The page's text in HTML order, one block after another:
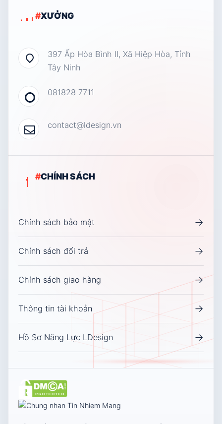
#XƯỞNG
397 Ấp Hòa Bình II, Xã Hiệp Hòa, Tỉnh
Tây Ninh
081828 7711
contact@ldesign.vn
#CHÍNH SÁCH
Chính sách bảo mật →
Chính sách đổi trả →
Chính sách giao hàng →
Thông tin tài khoản →
Hồ Sơ Năng Lực LDesign →